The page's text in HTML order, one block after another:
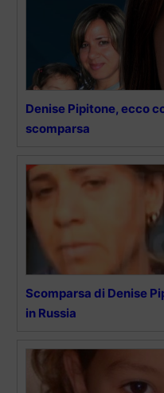
Denise Pipitone, ecco
scomparsa
Scomparsa di Denise
in Russia